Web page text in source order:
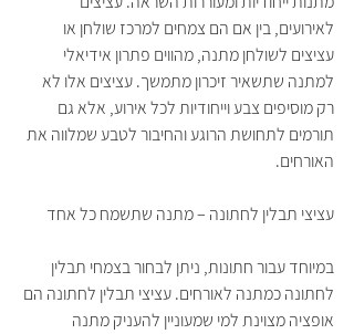
לאירועים, בין אם הם צמחים למרכז שולחן או
עציצים לשולחן מתנה, מהווים פתרון אידיאלי
למתנה שתשאיר זיכרון מתמשך. עציצים אלו לא
רק מוסיפים צבע וייחודיות לכל אירוע, אלא גם
תורמים לתחושת הרוגע והחיבור לטבע שמלווה את
האורחים.
עציצי תבלין לחתונה – מתנה שתשמח כל אחד
במיוחד עבור חתונות, ניתן לבחור בצמחי תבלין
לחתונה כמתנה לאורחים. עציצי תבלין לחתונה הם
אופציה מצוינת למי שמעוניין להעניק מתנה